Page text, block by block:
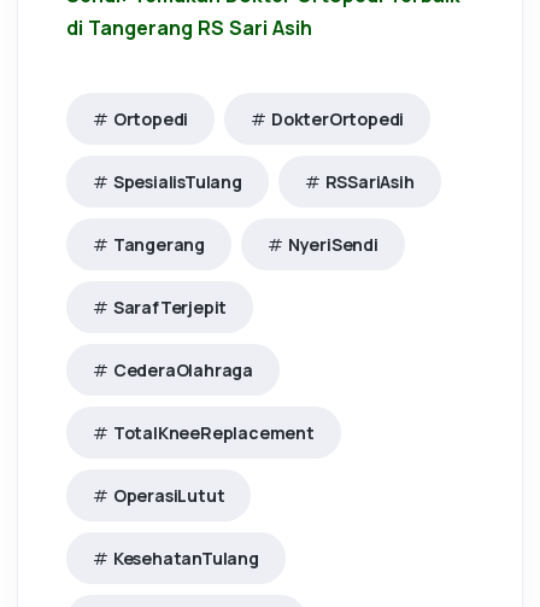
di Tangerang RS Sari Asih
Ortopedi DokterOrtopedi
SpesialisTulang RSSariAsih
Tangerang NyeriSendi
SarafTerjepit
CederaOlahraga
TotalKneeReplacement
OperasiLutut
KesehatanTulang